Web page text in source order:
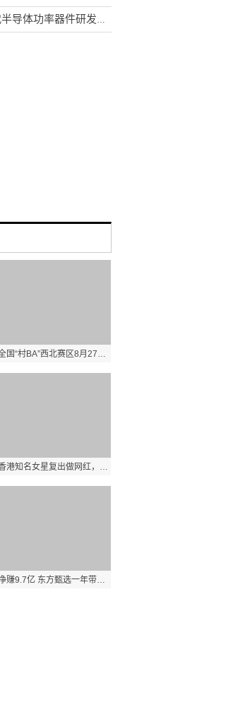
长飞先进半导体第三代半导体功率器件研发生产基地落户光谷
全国“村BA”西北赛区8月27日宁夏开赛 新疆等9省区18支队伍将展开角逐
香港知名女星复出做网红，晒丰满好身材，与外籍男友只恋爱不结婚
净赚9.7亿 东方甄选一年带货100亿：29日首次淘宝直播